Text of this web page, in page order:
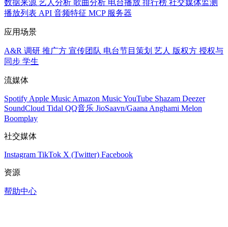
数据来源 艺人分析 歌曲分析 电台播放 排行榜 社交媒体监测
播放列表 API 音频特征 MCP 服务器
应用场景
A&R 调研 推广方 宣传团队 电台节目策划 艺人 版权方 授权与
同步 学生
流媒体
Spotify Apple Music Amazon MusicYouTube Shazam Deezer
SoundCloud Tidal QQ音乐 JioSaavn/Gaana Anghami Melon
Boomplay
社交媒体
Instagram TikTok X (Twitter) Facebook
资源
帮助中心